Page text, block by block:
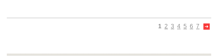
1 2 3 4 5 6 7